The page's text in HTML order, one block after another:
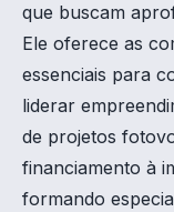
que buscam
Ele oferece as
essenciais para
liderar
de projetos
financiamento à
formando